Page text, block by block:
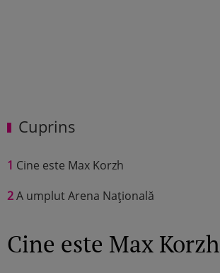
Cuprins
1 Cine este Max Korzh
2A umplut Arena Națională
Cine este Max Korzh